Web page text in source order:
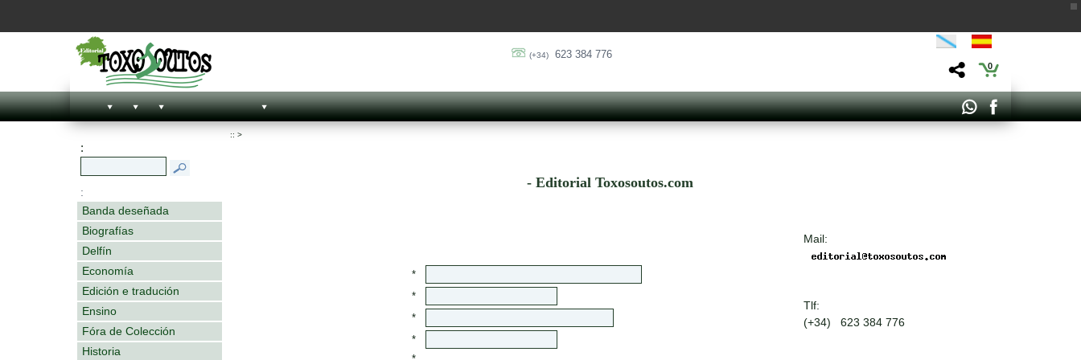
(+34) 623 384 776
0
:
:
Banda deseñada
Biografías
Delfín
Economía
Edición e tradución
Ensino
Fóra de Colección
Historia
:: >
- Editorial Toxosoutos.com
*
*
*
*
Mail:
Tlf:
(+34) 623 384 776